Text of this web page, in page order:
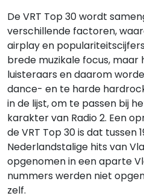
De VRT Top 30 wordt
verschillende factoren,
airplay en
brede muzikale focus, maar
luisteraars en daarom
dance- en te harde
in de lijst, om te passen bij
karakter van Radio 2. Een
de VRT Top 30 is dat tussen
Nederlandstalige hits van
opgenomen in een aparte
nummers werden niet
zelf.